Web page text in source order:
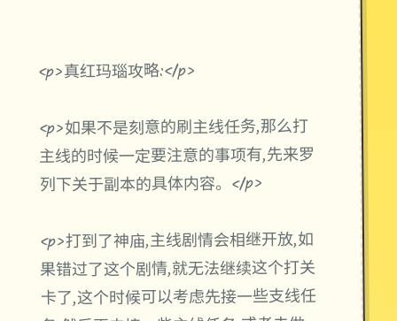
<p>真红玛瑙攻略:</p>
<p>如果不是刻意的刷主线任务,那么打
主线的时候一定要注意的事项有,先来罗
列下关于副本的具体内容。</p>
<p>打到了神庙,主线剧情会相继开放,如
果错过了这个剧情,就无法继续这个打关
卡了,这个时候可以考虑先接一些支线任